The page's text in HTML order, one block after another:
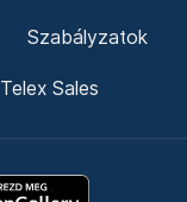
Szabályzatok
Telex Sales